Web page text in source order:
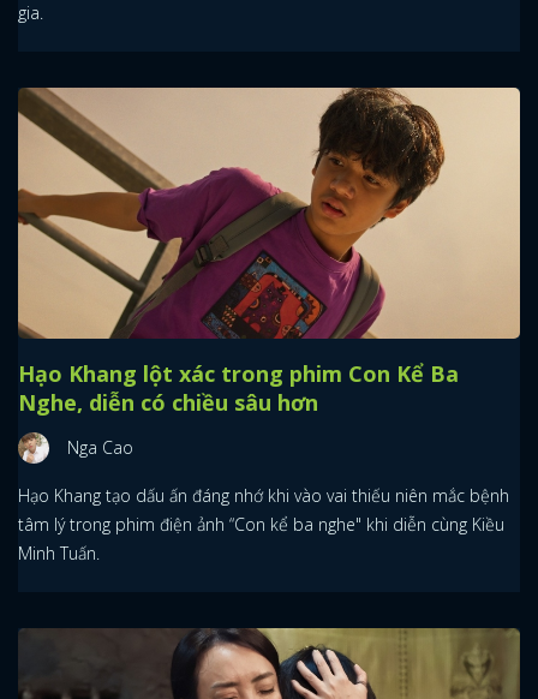
gia.
Hạo Khang lột xác trong phim Con Kể Ba
Nghe, diễn có chiều sâu hơn
Nga Cao
Hạo Khang tạo dấu ấn đáng nhớ khi vào vai thiếu niên mắc bệnh
tâm lý trong phim điện ảnh “Con kể ba nghe" khi diễn cùng Kiều
Minh Tuấn.